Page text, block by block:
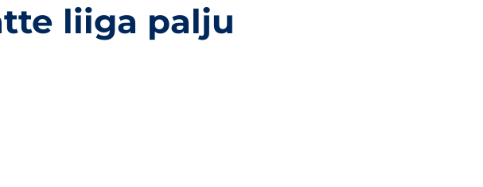
liiga palju